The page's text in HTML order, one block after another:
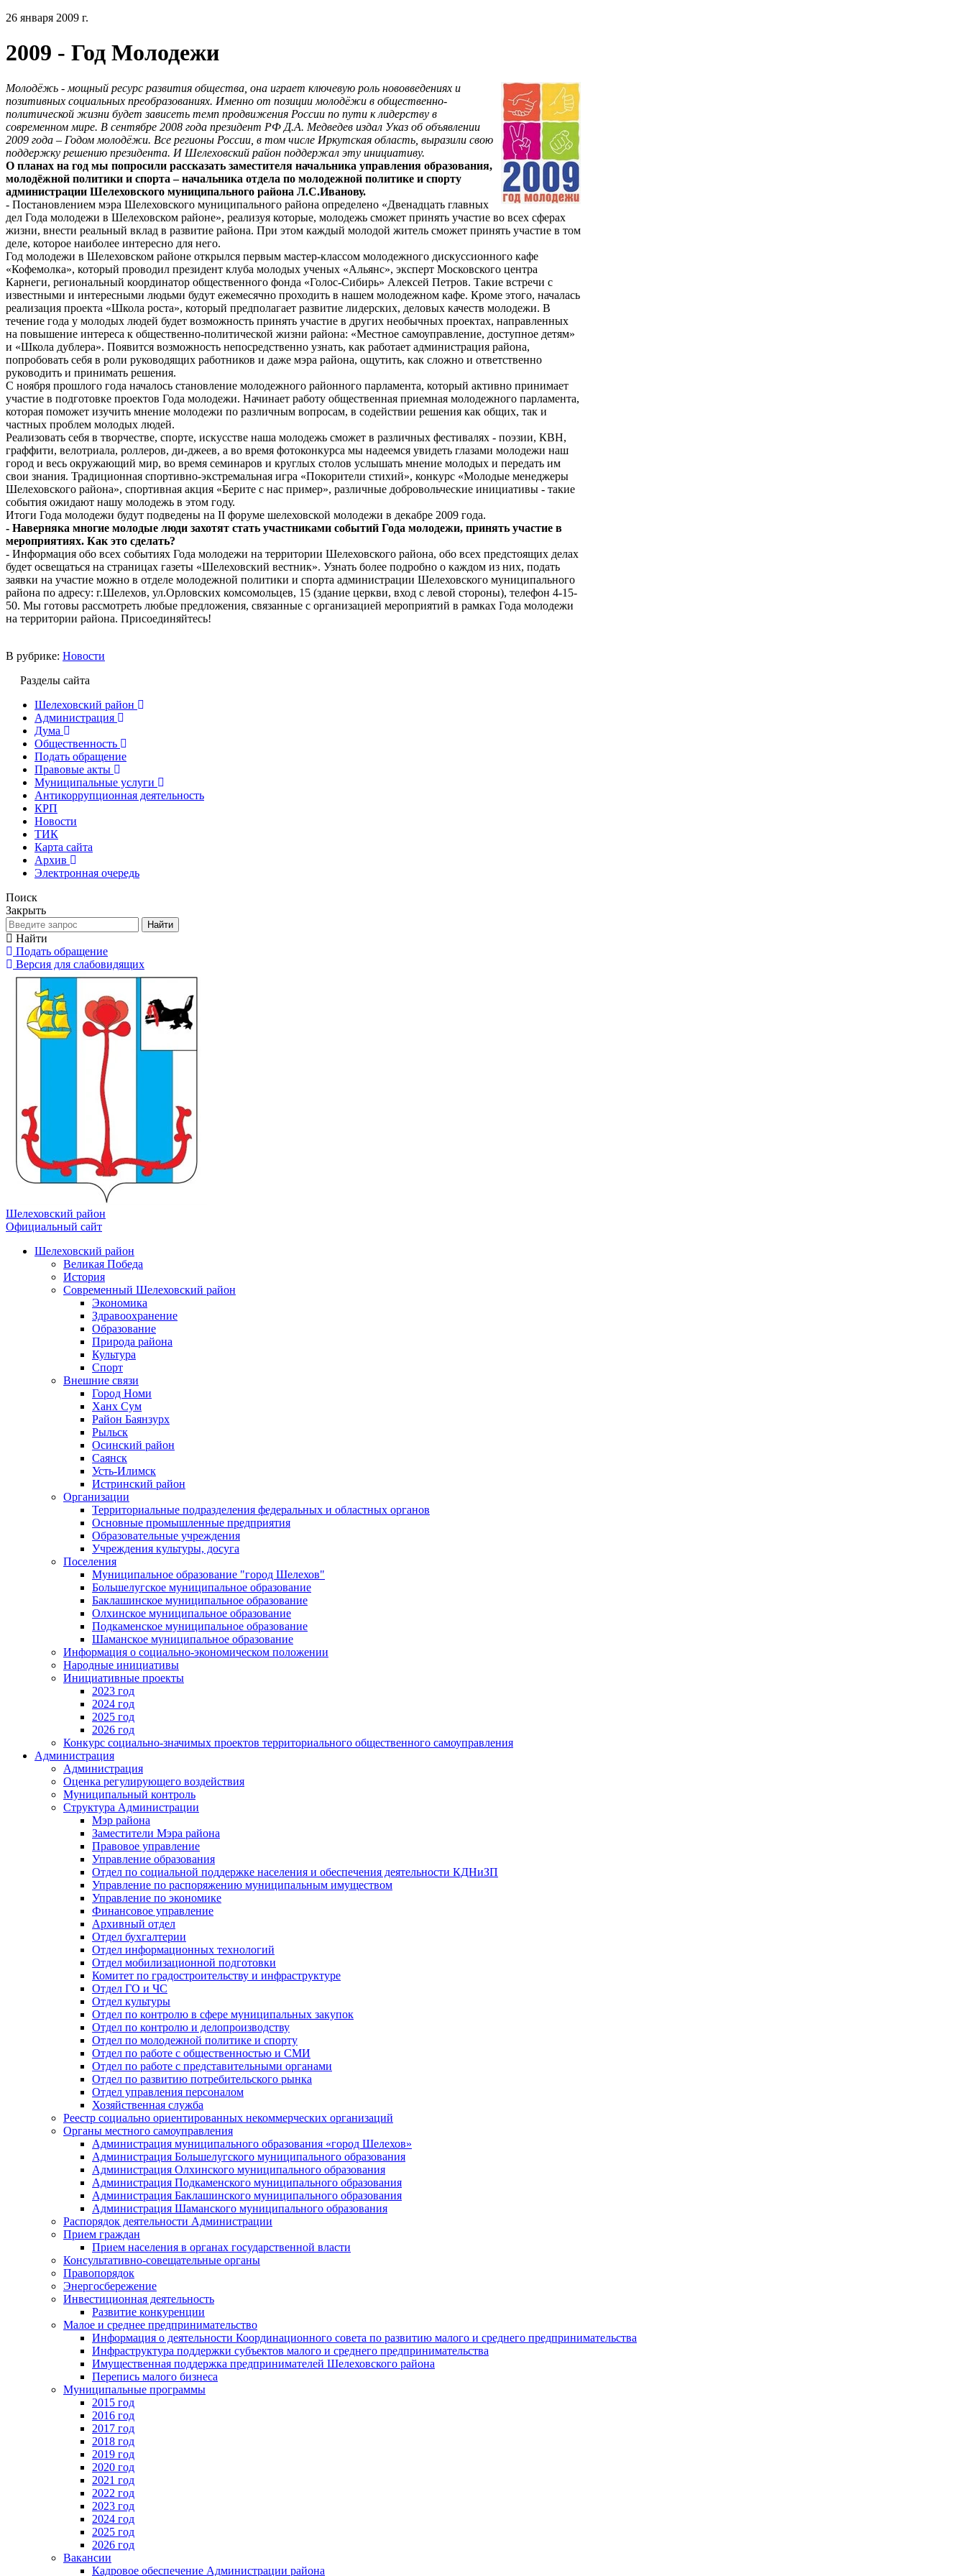
26 января 2009 г.
2009 - Год Молодежи
Молодёжь - мощный ресурс развития общества, она играет ключевую роль нововведениях и
позитивных социальных преобразованиях. Именно от позиции молодёжи в общественно-
политической жизни будет зависеть темп продвижения России по пути к лидерству в
современном мире. В сентябре 2008 года президент РФ Д.А. Медведев издал Указ об объявлении
2009 года – Годом молодёжи. Все регионы России, в том числе Иркутская область, выразили свою
поддержку решению президента. И Шелеховский район поддержал эту инициативу.
О планах на год мы попросили рассказать заместителя начальника управления образования,
молодёжной политики и спорта – начальника отдела по молодежной политике и спорту
администрации Шелеховского муниципального района Л.С.Иванову.
- Постановлением мэра Шелеховского муниципального района определено «Двенадцать главных
дел Года молодежи в Шелеховском районе», реализуя которые, молодежь сможет принять участие во всех сферах
жизни, внести реальный вклад в развитие района. При этом каждый молодой житель сможет принять участие в том
деле, которое наиболее интересно для него.
Год молодежи в Шелеховском районе открылся первым мастер-классом молодежного дискуссионного кафе
«Кофемолка», который проводил президент клуба молодых ученых «Альянс», эксперт Московского центра
Карнеги, региональный координатор общественного фонда «Голос-Сибирь» Алексей Петров. Такие встречи с
известными и интересными людьми будут ежемесячно проходить в нашем молодежном кафе. Кроме этого, началась
реализация проекта «Школа роста», который предполагает развитие лидерских, деловых качеств молодежи. В
течение года у молодых людей будет возможность принять участие в других необычных проектах, направленных
на повышение интереса к общественно-политической жизни района: «Местное самоуправление, доступное детям»
и «Школа дублера». Появится возможность непосредственно узнать, как работает администрация района,
попробовать себя в роли руководящих работников и даже мэра района, ощутить, как сложно и ответственно
руководить и принимать решения.
С ноября прошлого года началось становление молодежного районного парламента, который активно принимает
участие в подготовке проектов Года молодежи. Начинает работу общественная приемная молодежного парламента,
которая поможет изучить мнение молодежи по различным вопросам, в содействии решения как общих, так и
частных проблем молодых людей.
Реализовать себя в творчестве, спорте, искусстве наша молодежь сможет в различных фестивалях - поэзии, КВН,
граффити, велотриала, роллеров, ди-джеев, а во время фотоконкурса мы надеемся увидеть глазами молодежи наш
город и весь окружающий мир, во время семинаров и круглых столов услышать мнение молодых и передать им
свои знания. Традиционная спортивно-экстремальная игра «Покорители стихий», конкурс «Молодые менеджеры
Шелеховского района», спортивная акция «Берите с нас пример», различные добровольческие инициативы - такие
события ожидают нашу молодежь в этом году.
Итоги Года молодежи будут подведены на II форуме шелеховской молодежи в декабре 2009 года.
- Наверняка многие молодые люди захотят стать участниками событий Года молодежи, принять участие в
мероприятиях. Как это сделать?
- Информация обо всех событиях Года молодежи на территории Шелеховского района, обо всех предстоящих делах
будет освещаться на страницах газеты «Шелеховский вестник». Узнать более подробно о каждом из них, подать
заявки на участие можно в отделе молодежной политики и спорта администрации Шелеховского муниципального
района по адресу: г.Шелехов, ул.Орловских комсомольцев, 15 (здание церкви, вход с левой стороны), телефон 4-15-
50. Мы готовы рассмотреть любые предложения, связанные с организацией мероприятий в рамках Года молодежи
на территории района. Присоединяйтесь!
В рубрике: Новости
Разделы сайта
Шелеховский район
Администрация
Дума
Общественность
Подать обращение
Правовые акты
Муниципальные услуги
Антикоррупционная деятельность
КРП
Новости
ТИК
Карта сайта
Архив
Электронная очередь
Поиск
Закрыть
Найти
Найти
Подать обращение
Версия для слабовидящих
Шелеховский район
Официальный сайт
Шелеховский район
Великая Победа
История
Современный Шелеховский район
Экономика
Здравоохранение
Образование
Природа района
Культура
Спорт
Внешние связи
Город Номи
Ханх Сум
Район Баянзурх
Рыльск
Осинский район
Саянск
Усть-Илимск
Истринский район
Организации
Территориальные подразделения федеральных и областных органов
Основные промышленные предприятия
Образовательные учреждения
Учреждения культуры, досуга
Поселения
Муниципальное образование "город Шелехов"
Большелугское муниципальное образование
Баклашинское муниципальное образование
Олхинское муниципальное образование
Подкаменское муниципальное образование
Шаманское муниципальное образование
Информация о социально-экономическом положении
Народные инициативы
Инициативные проекты
2023 год
2024 год
2025 год
2026 год
Конкурс социально-значимых проектов территориального общественного самоуправления
Администрация
Администрация
Оценка регулирующего воздействия
Муниципальный контроль
Структура Администрации
Мэр района
Заместители Мэра района
Правовое управление
Управление образования
Отдел по социальной поддержке населения и обеспечения деятельности КДНиЗП
Управление по распоряжению муниципальным имуществом
Управление по экономике
Финансовое управление
Архивный отдел
Отдел бухгалтерии
Отдел информационных технологий
Отдел мобилизационной подготовки
Комитет по градостроительству и инфраструктуре
Отдел ГО и ЧС
Отдел культуры
Отдел по контролю в сфере муниципальных закупок
Отдел по контролю и делопроизводству
Отдел по молодежной политике и спорту
Отдел по работе с общественностью и СМИ
Отдел по работе с представительными органами
Отдел по развитию потребительского рынка
Отдел управления персоналом
Хозяйственная служба
Реестр социально ориентированных некоммерческих организаций
Органы местного самоуправления
Администрация муниципального образования «город Шелехов»
Администрация Большелугского муниципального образования
Администрация Олхинского муниципального образования
Администрация Подкаменского муниципального образования
Администрация Баклашинского муниципального образования
Администрация Шаманского муниципального образования
Распорядок деятельности Администрации
Прием граждан
Прием населения в органах государственной власти
Консультативно-совещательные органы
Правопорядок
Энергосбережение
Инвестиционная деятельность
Развитие конкуренции
Малое и среднее предпринимательство
Информация о деятельности Координационного совета по развитию малого и среднего предпринимательства
Инфраструктура поддержки субъектов малого и среднего предпринимательства
Имущественная поддержка предпринимателей Шелеховского района
Перепись малого бизнеса
Муниципальные программы
2015 год
2016 год
2017 год
2018 год
2019 год
2020 год
2021 год
2022 год
2023 год
2024 год
2025 год
2026 год
Вакансии
Кадровое обеспечение Администрации района